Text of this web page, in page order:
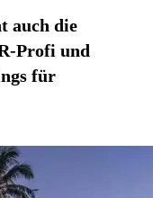
auch die
Profi und
für